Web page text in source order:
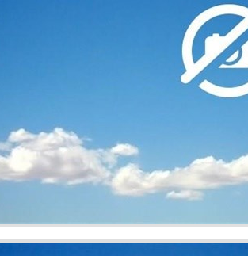
bratislavskej mestskej časti Dúbravka
futbalový a zimný štadión, pošta,
reštaurácie a pod.) Detaily projektu
- komfortné a funkčné rodinné bývanie
- komplexná vybavenosť na jednom
prírodou, blízkosť nákupného centra
- každý z bytov má orientáciu na
- možnosť variability bytových dispozícií
- výhodné podmienky financovania
- objekt obsahuje aj 6 nebytových
Projekt je rozdelený v rámci
závislosti od veľkosti bytu
2. podpis Zmluvy o budúcej zmluve +